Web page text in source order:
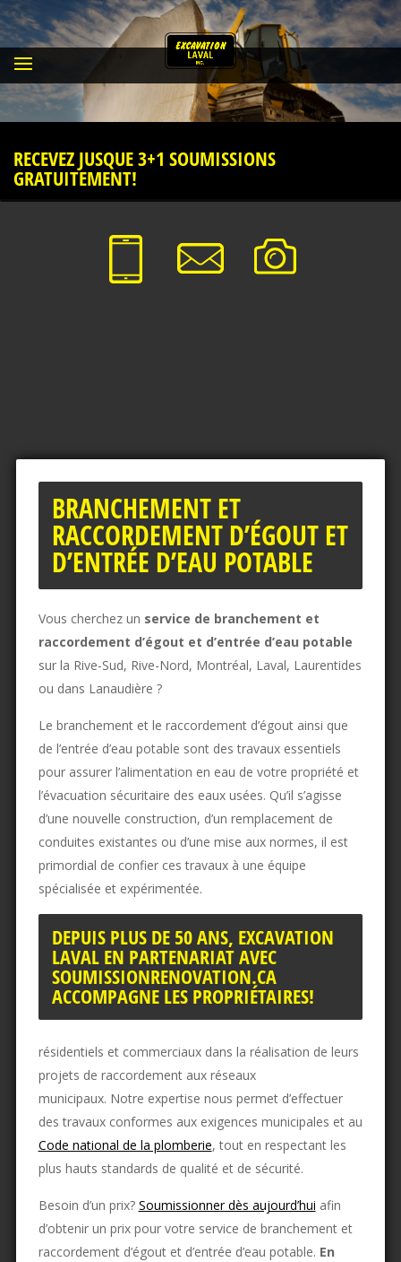
RECEVEZ JUSQUE 3+1 SOUMISSIONS
GRATUITEMENT!
BRANCHEMENT ET
RACCORDEMENT D’ÉGOUT ET
D’ENTRÉE D’EAU POTABLE
Vous cherchez un service de branchement et
raccordement d’égout et d’entrée d’eau potable
sur la Rive-Sud, Rive-Nord, Montréal, Laval, Laurentides
ou dans Lanaudière ?
Le branchement et le raccordement d’égout ainsi que
de l’entrée d’eau potable sont des travaux essentiels
pour assurer l’alimentation en eau de votre propriété et
l’évacuation sécuritaire des eaux usées. Qu’il s’agisse
d’une nouvelle construction, d’un remplacement de
conduites existantes ou d’une mise aux normes, il est
primordial de confier ces travaux à une équipe
spécialisée et expérimentée.
DEPUIS PLUS DE 50 ANS, EXCAVATION
LAVAL EN PARTENARIAT AVEC
SOUMISSIONRENOVATION.CA
ACCOMPAGNE LES PROPRIÉTAIRES!
résidentiels et commerciaux dans la réalisation de leurs
projets de raccordement aux réseaux
municipaux. Notre expertise nous permet d’effectuer
des travaux conformes aux exigences municipales et au
Code national de la plomberie, tout en respectant les
plus hauts standards de qualité et de sécurité.
Besoin d’un prix? Soumissionner dès aujourd’hui afin
d’obtenir un prix pour votre service de branchement et
raccordement d’égout et d’entrée d’eau potable. En